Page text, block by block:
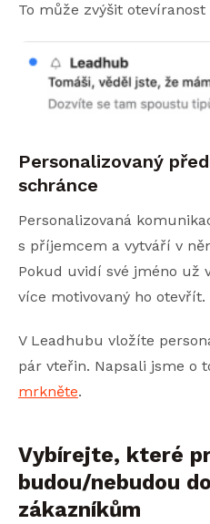
To může zvýšit
Personalizovaný
schránce
Personalizovaná
s příjemcem a vytváří v
Pokud uvidí své jméno už
více motivovaný ho otevřít.
V Leadhubu vložíte
pár vteřin. Napsali jsme o
mrkněte.
Vybírejte, které
budou/nebudou
zákazníkům